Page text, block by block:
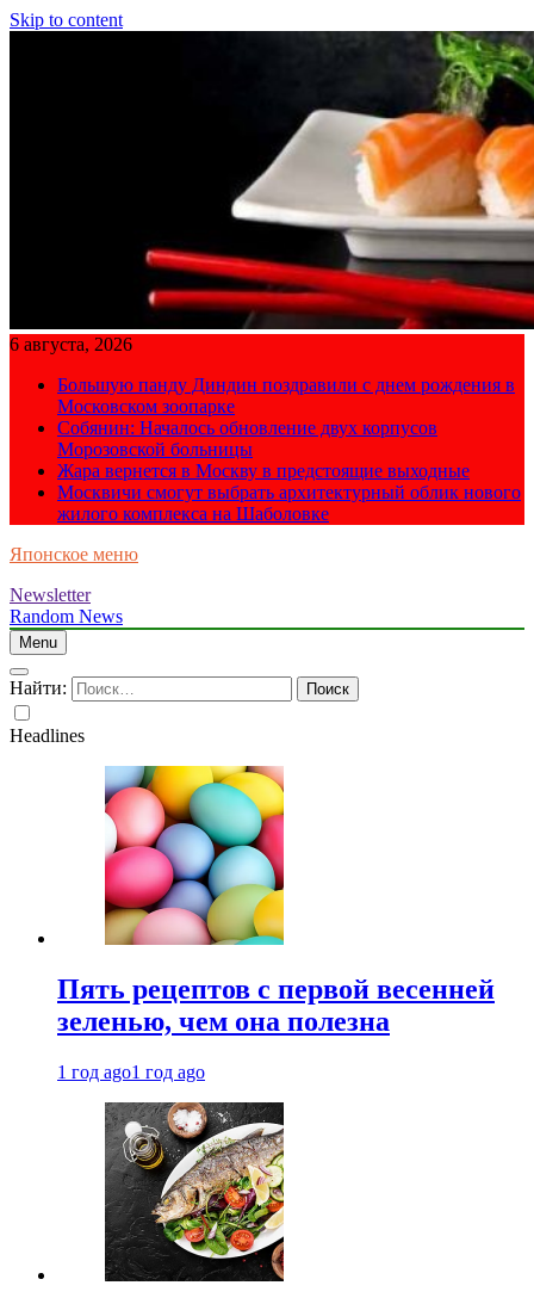
Skip to content
6 августа, 2026
Большую панду Диндин поздравили с днем рождения в
Московском зоопарке
Собянин: Началось обновление двух корпусов
Морозовской больницы
Жара вернется в Москву в предстоящие выходные
Москвичи смогут выбрать архитектурный облик нового
жилого комплекса на Шаболовке
Японское меню
Newsletter
Random News
Menu
Найти:
Headlines
Пять рецептов с первой весенней
зеленью, чем она полезна
1 год ago1 год ago